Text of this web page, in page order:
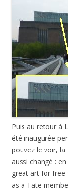
Puis au retour à
été inaugurée
pouvez le voir,
aussi changé :
great art for free
as a Tate